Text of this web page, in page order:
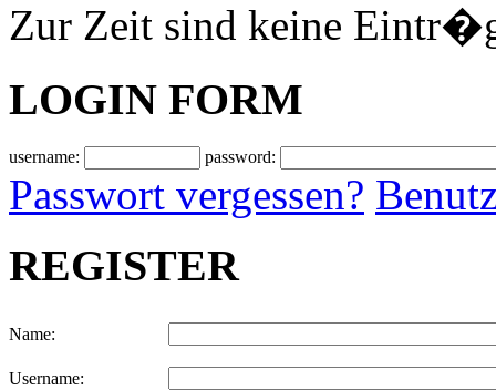
Zur Zeit sind keine
LOGIN FORM
username: password:
Passwort vergessen?
REGISTER
Name:
Username: